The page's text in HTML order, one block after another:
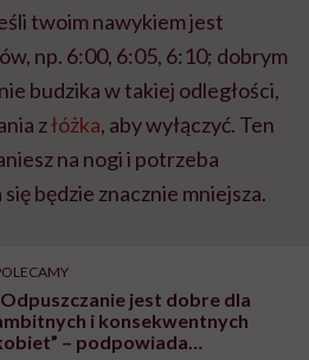
twoim nawykiem jest
np. 6:00, 6:05, 6:10; dobrym
budzika w takiej odległości,
złóżka, aby wyłączyć. Ten
na nogi i potrzeba
będzie znacznie mniejsza.
jest dobre dla
i konsekwentnych
– podpowiada